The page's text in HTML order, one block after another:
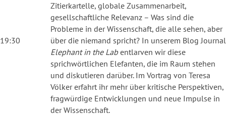
19:30
Zitierkartelle, globale Zusammenarbeit,
gesellschaftliche Relevanz – Was sind die
Probleme in der Wissenschaft, die alle sehen, aber
über die niemand spricht? In unserem Blog Journal
Elephant in the Lab entlarven wir diese
sprichwörtlichen Elefanten, die im Raum stehen
und diskutieren darüber. Im Vortrag von Teresa
Völker erfahrt ihr mehr über kritische Perspektiven,
fragwürdige Entwicklungen und neue Impulse in
der Wissenschaft.